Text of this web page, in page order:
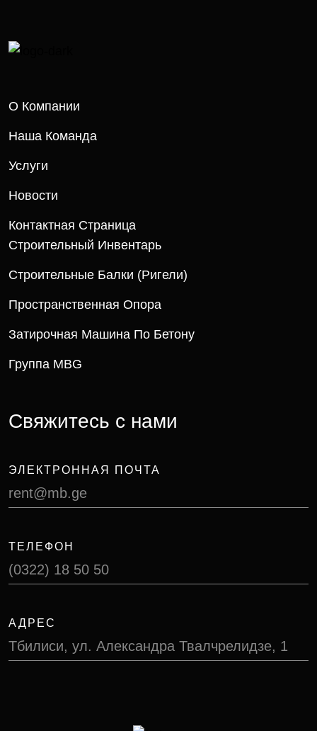
О Компании
Наша Команда
Услуги
Новости
Контактная Страница
Строительный Инвентарь
Строительные Балки (ригели)
Пространственная Опора
Затирочная Машина По Бетону
Группа MBG
Свяжитесь с нами
ЭЛЕКТРОННАЯ ПОЧТА
rent@mb.ge
ТЕЛЕФОН
(0322) 18 50 50
АДРЕС
Тбилиси, ул. Александра Твалчрелидзе, 1